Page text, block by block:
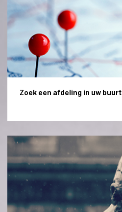
Zoek een afdeling in uw buurt